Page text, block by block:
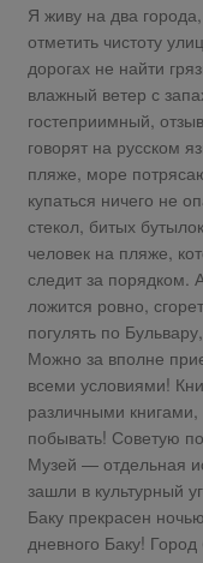
Я живу на два
отметить чистоту
дорогах не найти
влажный ветер с
гостеприимный,
говорят на русском
пляже, море
купаться ничего не
стекол, битых
человек на пляже,
следит за порядком.
ложится ровно,
погулять по
Можно за вполне
всеми условиями!
различными
побывать! Советую
Музей — отдельная
зашли в культурный
Баку прекрасен
дневного Баку!